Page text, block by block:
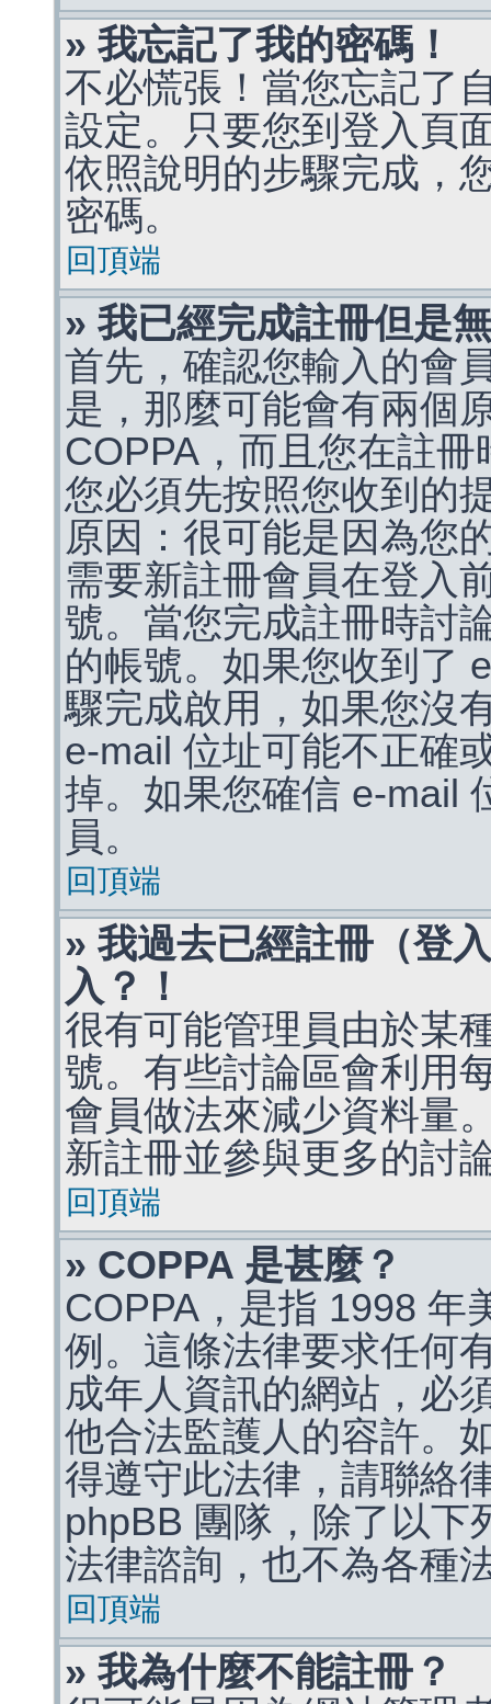
» 我忘記了我的密碼！
不必慌張！當您忘記了
設定。只要您到登入頁
依照說明的步驟完成，
密碼。
回頂端
» 我已經完成註冊但是
首先，確認您輸入的會
是，那麼可能會有兩個
COPPA，而且您在註
您必須先按照您收到的
原因：很可能是因為您
需要新註冊會員在登入
號。當您完成註冊時討
的帳號。如果您收到了
驟完成啟用，如果您沒
e-mail 位址可能不正確
掉。如果您確信 e-mail
員。
回頂端
» 我過去已經註冊（登
入？！
很有可能管理員由於某
號。有些討論區會利用
會員做法來減少資料量
新註冊並參與更多的討
回頂端
» COPPA 是甚麼？
COPPA，是指 1998 年
例。這條法律要求任何
成年人資訊的網站，必
他合法監護人的容許。
得遵守此法律，請聯絡
phpBB 團隊，除了以下
法律諮詢，也不為各種
回頂端
» 我為什麼不能註冊？